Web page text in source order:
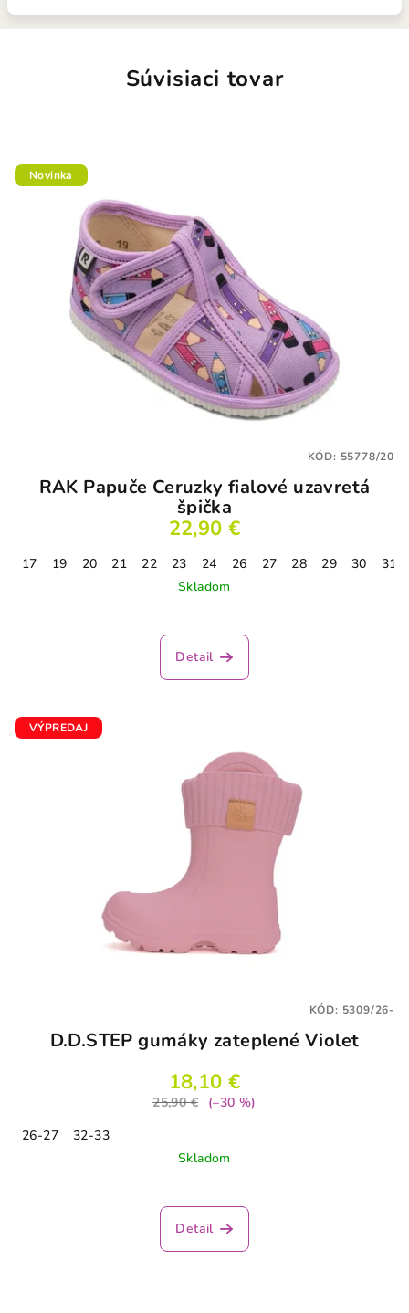
Súvisiaci tovar
Novinka
RAK Papuče Ceruzky fialové uzavretá
špička
22,90 €
17 19 20 21 22 23 24 26 27 28 29 30
31
Skladom
Detail
KÓD: 55778/20
VÝPREDAJ
D.D.STEP gumáky zateplené Violet
18,10 €
25,90 €
(–30 %)
26-27
32-33
Skladom
Detail
KÓD: 5309/26-